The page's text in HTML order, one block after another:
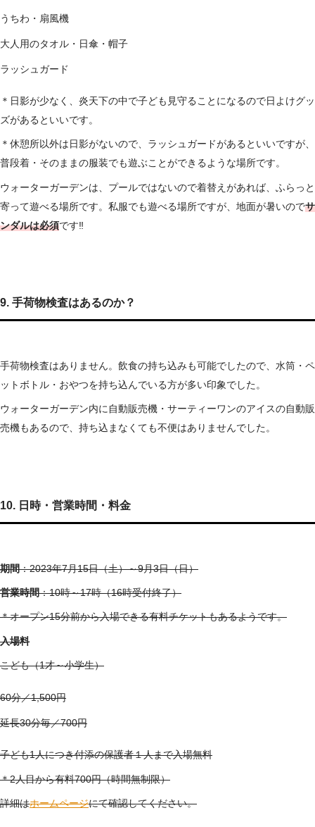
うちわ・扇風機
大人用のタオル・日傘・帽子
ラッシュガード
＊日影が少なく、炎天下の中で子ども見守ることになるので日よけグッ
ズがあるといいです。
＊休憩所以外は日影がないので、ラッシュガードがあるといいですが、
普段着・そのままの服装でも遊ぶことができるような場所です。
ウォーターガーデンは、プールではないので着替えがあれば、ふらっと
寄って遊べる場所です。私服でも遊べる場所ですが、地面が暑いのでサ
ンダルは必須です‼
9. 手荷物検査はあるのか？
手荷物検査はありません。飲食の持ち込みも可能でしたので、水筒・ペ
ットボトル・おやつを持ち込んでいる方が多い印象でした。
ウォーターガーデン内に自動販売機・サーティーワンのアイスの自動販
売機もあるので、持ち込まなくても不便はありませんでした。
10. 日時・営業時間・料金
期間：2023年7月15日（土）～9月3日（日）
営業時間：10時～17時（16時受付終了）
＊オープン15分前から入場できる有料チケットもあるようです。
入場料
こども（1才～小学生）
60分／1,500円
延長30分毎／700円
子ども1人につき付添の保護者１人まで入場無料
＊2人目から有料700円（時間無制限）
詳細はホームページにて確認してください。